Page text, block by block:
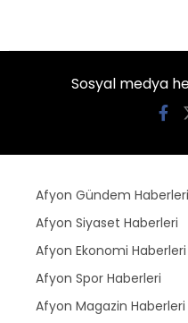
Sosyal medya
Afyon Gündem Haberleri
Afyon Siyaset Haberleri
Afyon Ekonomi Haberleri
Afyon Spor Haberleri
Afyon Magazin Haberleri